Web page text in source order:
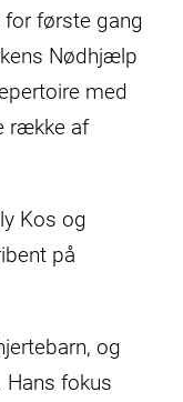
første gang
Nødhjælp
med
række af
Kos og
på
og
Hans fokus